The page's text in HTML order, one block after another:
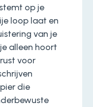
op je
loop laat en
van je
alleen hoort
voor
die